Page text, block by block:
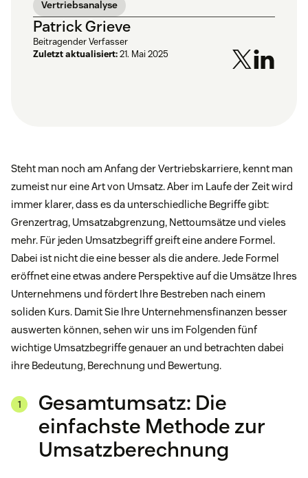
Vertriebsanalyse
Patrick Grieve
Beitragender Verfasser
Zuletzt aktualisiert:21. Mai 2025
Steht man noch am Anfang der Vertriebskarriere, kennt man
zumeist nur eine Art von Umsatz. Aber im Laufe der Zeit wird
immer klarer, dass es da unterschiedliche Begriffe gibt:
Grenzertrag, Umsatzabgrenzung, Nettoumsätze und vieles
mehr. Für jeden Umsatzbegriff greift eine andere Formel.
Dabei ist nicht die eine besser als die andere. Jede Formel
eröffnet eine etwas andere Perspektive auf die Umsätze Ihres
Unternehmens und fördert Ihre Bestreben nach einem
soliden Kurs. Damit Sie Ihre Unternehmensfinanzen besser
auswerten können, sehen wir uns im Folgenden fünf
wichtige Umsatzbegriffe genauer an und betrachten dabei
ihre Bedeutung, Berechnung und Bewertung.
Gesamtumsatz: Die
einfachste Methode zur
Umsatzberechnung